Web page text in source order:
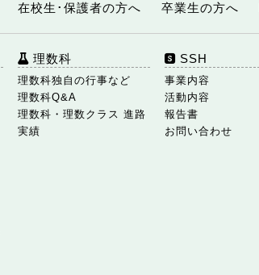
在校生･保護者の方へ 卒業生の方へ
理数科
理数科独自の行事など
理数科Q&A
理数科・理数クラス 進路
実績
SSH
事業内容
活動内容
報告書
お問い合わせ